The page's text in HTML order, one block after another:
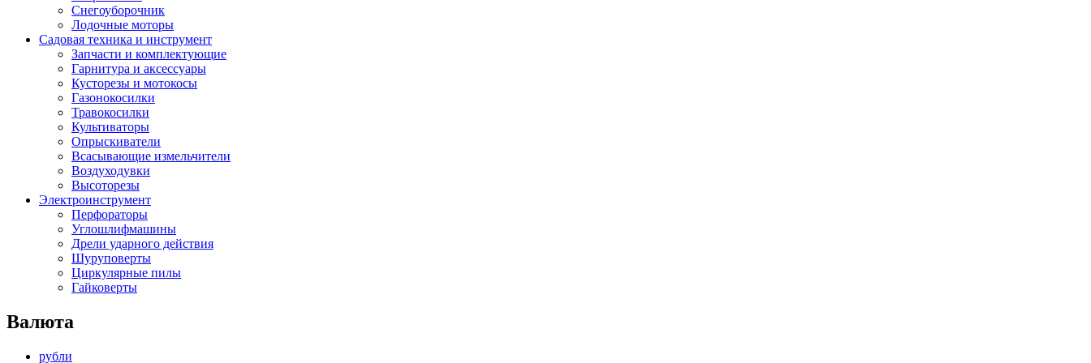
Снегоуборочник
Лодочные моторы
Садовая техника и инструмент
Запчасти и комплектующие
Гарнитура и аксессуары
Кусторезы и мотокосы
Газонокосилки
Травокосилки
Культиваторы
Опрыскиватели
Всасывающие измельчители
Воздуходувки
Высоторезы
Электроинструмент
Перфораторы
Углошлифмашины
Дрели ударного действия
Шуруповерты
Циркулярные пилы
Гайковерты
Валюта
рубли